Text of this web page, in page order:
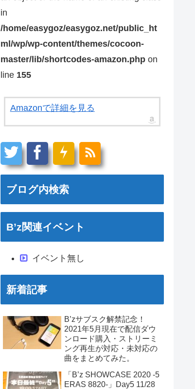
in
/home/easygoz/easygoz.net/public_ht
ml/wp/wp-content/themes/cocoon-
master/lib/shortcodes-amazon.php on
line 155
Amazonで詳細を見る
ブログ内検索
B’z関連イベント
イベント無し
新着記事
B’zサブスク解禁記念！
2021年5月現在で配信ダウ
ンロード購入・ストリーミ
ング再生が対応・未対応の
曲をまとめてみた。
「B’z SHOWCASE 2020 -5
ERAS 8820-」Day5 11/28